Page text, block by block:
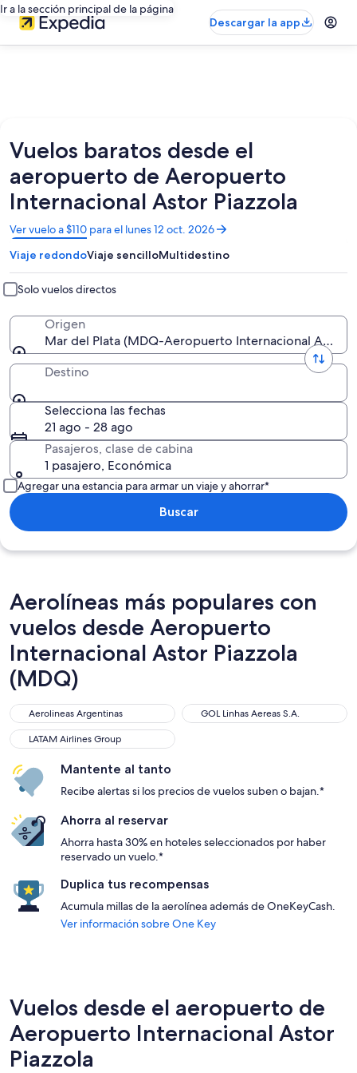
Ir a la sección principal de la página
Descargar la app
Vuelos baratos desde el
aeropuerto de Aeropuerto
Internacional Astor Piazzola
Ver vuelo a $110 para el lunes 12 oct. 2026
Se
abrirá
en
una
nueva
ventana
Viaje redondoViaje sencilloMultidestino
Solo vuelos directos
Origen
Mar del Plata (MDQ-Aeropuerto Internacional Astor
Destino
Selecciona las fechas
21 ago - 28 ago
Pasajeros, clase de cabina
1 pasajero, Económica
Agregar una estancia para armar un viaje y ahorrar*
Buscar
Aerolíneas más populares con
vuelos desde Aeropuerto
Internacional Astor Piazzola
(MDQ)
Aerolineas Argentinas
GOL Linhas Aereas S.A.
LATAM Airlines Group
Mantente al tanto
Recibe alertas si los precios de vuelos suben o bajan.*
Ahorra al reservar
Ahorra hasta 30% en hoteles seleccionados por haber
reservado un vuelo.*
Duplica tus recompensas
Acumula millas de la aerolínea además de OneKeyCash.
Ver información sobre One Key
Vuelos desde el aeropuerto de
Aeropuerto Internacional Astor
Piazzola